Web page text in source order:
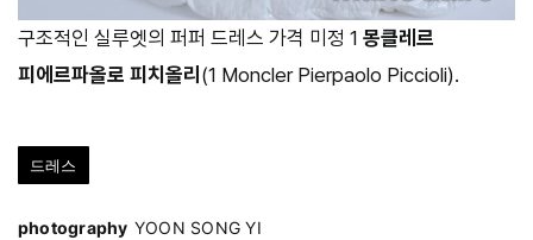
구조적인 실루엣의 퍼퍼 드레스 가격 미정 1 몽클레르
피에르파올로 피치올리 (1 Moncler Pierpaolo Piccioli).
드레스
photography YOON SONG YI